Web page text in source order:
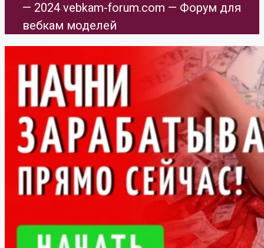
— 2024 vebkam-forum.com — Форум для
вебкам моделей